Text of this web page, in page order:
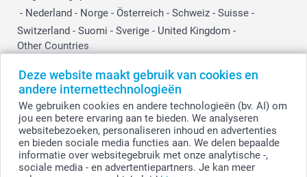
Deze website maakt gebruik van cookies en
andere internettechnologieën
We gebruiken cookies en andere technologieën (bv. AI) om
jou een betere ervaring aan te bieden. We analyseren
websitebezoeken, personaliseren inhoud en advertenties
en bieden sociale media functies aan. We delen bepaalde
informatie over websitegebruik met onze analytische -,
sociale media - en advertentiepartners. Je kan meer
- Nederland - Norge - Österreich - Schweiz - Suisse -
Switzerland - Suomi - Sverige - United Kingdom -
Other Countries
© smartphoto group. Alle rechten voorbehouden.Disclaimer
Alle prijzen zijn in EURO (€) inclusief BTW en exclusief verzendkosten.